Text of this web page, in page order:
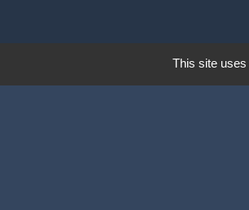
Labels
This site